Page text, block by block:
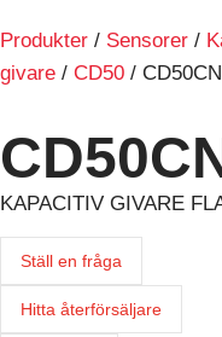
Produkter / Sensorer /
givare / CD50 /
KAPACITIV GIVARE
Ställ en fråga
Hitta återförsäljare